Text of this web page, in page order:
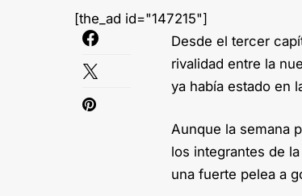
[the_ad id="147215"]
Desde el tercer
rivalidad entre la
ya había estado en
Aunque la semana
los integrantes de
una fuerte pelea a